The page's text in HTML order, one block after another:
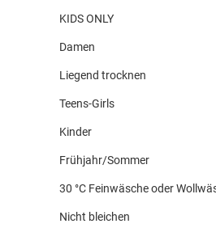
KIDS ONLY
Damen
Liegend trocknen
Teens-Girls
Kinder
Frühjahr/Sommer
30 °C Feinwäsche oder
Nicht bleichen